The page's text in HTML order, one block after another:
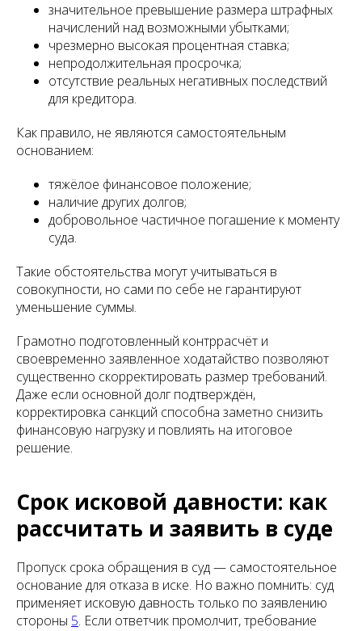
значительное превышение размера штрафных
начислений над возможными убытками;
чрезмерно высокая процентная ставка;
непродолжительная просрочка;
отсутствие реальных негативных последствий
для кредитора.
Как правило, не являются самостоятельным
основанием:
тяжёлое финансовое положение;
наличие других долгов;
добровольное частичное погашение к моменту
суда.
Такие обстоятельства могут учитываться в
совокупности, но сами по себе не гарантируют
уменьшение суммы.
Грамотно подготовленный контррасчёт и
своевременно заявленное ходатайство позволяют
существенно скорректировать размер требований.
Даже если основной долг подтверждён,
корректировка санкций способна заметно снизить
финансовую нагрузку и повлиять на итоговое
решение.
Срок исковой давности: как
рассчитать и заявить в суде
Пропуск срока обращения в суд — самостоятельное
основание для отказа в иске. Но важно помнить: суд
применяет исковую давность только по заявлению
стороны 5. Если ответчик промолчит, требование